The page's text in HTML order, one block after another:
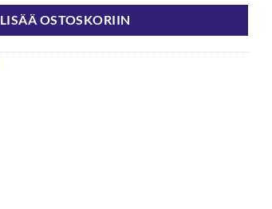
LISÄÄ OSTOSKORIIN